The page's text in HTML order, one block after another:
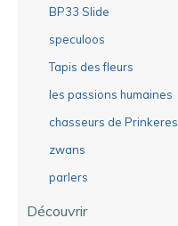
BP33 Slide
speculoos
Tapis des fleurs
les passions humaines
chasseurs de Prinkeres
zwans
parlers
Découvrir